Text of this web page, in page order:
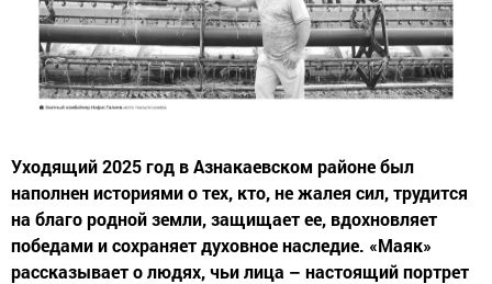
Уходящий 2025 год в Азнакаевском районе был
наполнен историями о тех, кто, не жалея сил, трудится
на благо родной земли, защищает ее, вдохновляет
победами и сохраняет духовное наследие. «Маяк»
рассказывает о людях, чьи лица – настоящий портрет